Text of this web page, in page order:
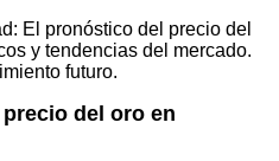
El pronóstico del precio del
y tendencias del mercado.
futuro.
del oro en